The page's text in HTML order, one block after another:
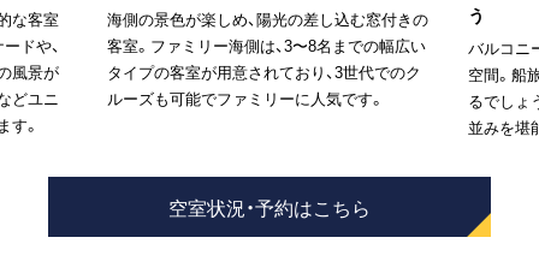
な客室
ドや、
風景が
どユニ
。
海側の景色が楽しめ、陽光の差し込む窓付きの
客室。ファミリー海側は、3〜8名までの幅広い
タイプの客室が用意されており、3世代でのク
ルーズも可能でファミリーに人気です。
う
バルコニ
空間。船
るでしょ
並みを堪
空室状況・予約はこちら